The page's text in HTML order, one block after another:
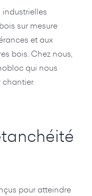
sur mesure
et aux
bois. Chez nous,
qui nous
pour atteindre